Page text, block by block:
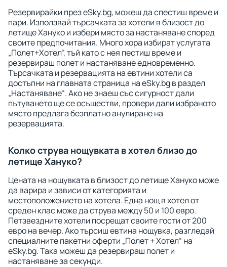
Резервирайки през eSky.bg, можеш да спестиш време и
пари. Използвай търсачката за хотели в близост до
летище Хануко и избери място за настаняване според
своите предпочитания. Много хора избират услугата
„Полет+Хотел”, тъй като с нея пестиш време и
резервираш полет и настаняване едновременно.
Търсачката и резервацията на евтини хотели са
достъпни на главната страница на eSky.bg в раздел
„Настаняване“. Ако не знаеш със сигурност дали
пътуването ще се осъществи, провери дали избраното
място предлага безплатно анулиране на
резервацията.
Колко струва нощувката в хотел близо до
летище Хануко?
Цената на нощувката в близост до летище Хануко може
да варира и зависи от категорията и
местоположението на хотела. Една нощ в хотел от
среден клас може да струва между 50 и 100 евро.
Петзвездните хотели посрещат своите гости от 200
евро на вечер. Ако търсиш евтина нощувка, разгледай
специалните пакетни оферти „Полет + Хотел“ на
eSky.bg. Така можеш да резервираш полет и
настаняване за секунди.